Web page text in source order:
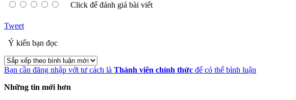
Click để đánh giá bài viết
Tweet
Ý kiến bạn đọc
Bạn cần đăng nhập với tư cách là Thành viên chính thức để có thể bình luận
Những tin mới hơn